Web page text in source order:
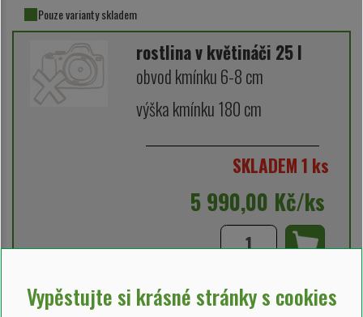
Pouze varianty skladem
rostlina v květináči 25 l
obvod kmínku 6-8 cm
výška kmínku 180 cm
SKLADEM 1 ks
5 990,00 Kč/ks
Možnosti odeslání:osobní odběr, dovezeme my
Vypěstujte si krásné stránky s cookies